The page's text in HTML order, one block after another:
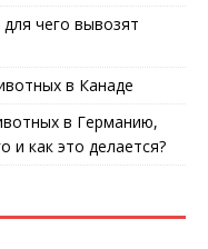
чего вывозят
в Канаде
в Германию,
и как это делается?